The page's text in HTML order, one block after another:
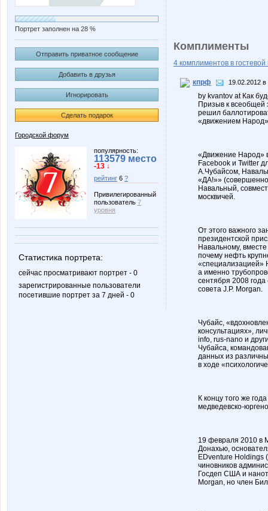
Портрет заполнен на 28 %
Отправить приватное сообщение
Добавить в друзья
Игнорировать
Сделать подарок
Городской форум
популярность:
113579 место
-13 ↓
рейтинг 6 ?
Привилегированный
пользователь 7
уровня
Статистика портрета:
сейчас просматривают портрет - 0
зарегистрированные пользователи
посетившие портрет за 7 дней - 0
Комплименты
4 комплиментов в гостевой
кпрф 19.02.2012 в
by kvantov at Как
Призыв к всеобщей
решил
«движением
«Движение Народ»
Facebook и Twitter
А.Чубайсом,
«ДА!»»
Навальный,
москвичей.
От этого важного
президентской
Навальному,
почему нефть
«специализацией»
а именно
сентября 2008
совета J.P. Morgan.
Чубайс,
консультациях»,
info, rus-nano и
Чубайса,
данных из
в ходе
К концу того же
медведевско-
19 февраля 2010 в
Донахью,
EDventure Holdings
чиновников
Госдеп США и
Morgan, но член